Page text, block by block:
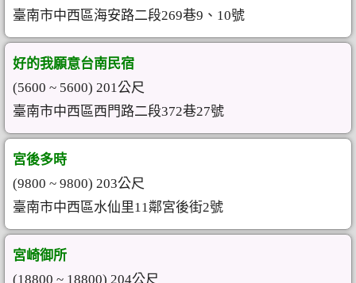
臺南市中西區海安路二段269巷9、10號
好的我願意台南民宿
(5600 ~ 5600) 201公尺
臺南市中西區西門路二段372巷27號
宮後多時
(9800 ~ 9800) 203公尺
臺南市中西區水仙里11鄰宮後街2號
宮崎御所
(18800 ~ 18800) 204公尺